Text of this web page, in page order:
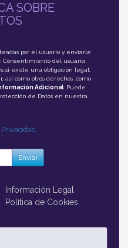
SOBRE
por el usuario y enviarle
: Consentimiento del usuario;
si existe una obligación legal;
así como otros derechos, como
Adicional: Puede
de Datos en nuestra
.
Enviar
Información Legal
Política de Cookies